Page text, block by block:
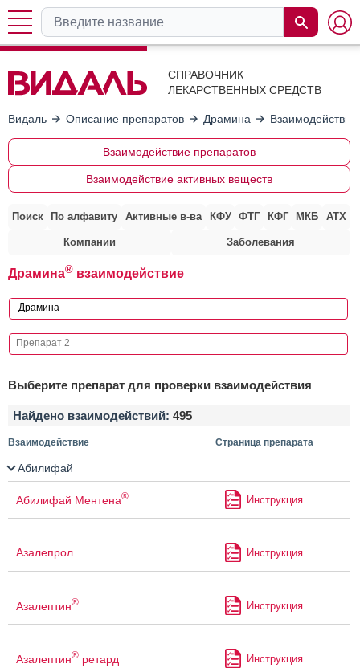
СПРАВОЧНИК
ЛЕКАРСТВЕННЫХ СРЕДСТВ
Видаль Описание препаратов Драмина
Взаимодействие препаратов
Взаимодействие активных веществ
Поиск По алфавиту Активные в-ва КФУ ФТГ КФГ МКБ АТХ
Компании Заболевания
Драмина® взаимодействие
Выберите препарат для проверки взаимодействия
Найдено взаимодействий: 495
Взаимодействие Страница препарата
Абилифай
Абилифай Ментена® Инструкция
Азалепрол Инструкция
Азалептин® Инструкция
Азалептин® ретард Инструкция